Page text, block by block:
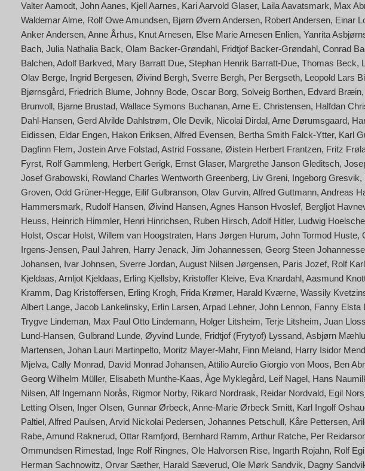
Valter Aamodt John Aanes Kjell Aarnes Kari Aarvold Glaser Laila Aavatsmark Max
Waldemar Alme Rolf Owe Amundsen Bjørn Øvern Andersen Robert Andersen Einar
Anker Andersen Anne Århus Knut Arnesen Else Marie Arnesen Enlien Yanrita
Bach Julia Nathalia Back Olam Backer-Grøndahl Fridtjof Backer-Grøndahl Conrad
Balchen Adolf Barkved Mary Barratt Due Stephan Henrik Barratt-Due Thomas Beck
Olav Berge Ingrid Bergesen Øivind Bergh Sverre Bergh Per Bergseth Leopold Lars
Bjørnsgård Friedrich Blume Johnny Bode Oscar Borg Solveig Borthen Edvard Bræin
Brunvoll Bjarne Brustad Wallace Symons Buchanan Arne E. Christensen Halfdan
Dahl-Hansen Gerd Alvilde Dahlstrøm Ole Devik Nicolai Dirdal Arne Dørumsgaard
Eidissen Eldar Engen Hakon Eriksen Alfred Evensen Bertha Smith Falck-Ytter Karl
Dagfinn Flem Jostein Arve Folstad Astrid Fossane Øistein Herbert Frantzen Fritz
Fyrst Rolf Gammleng Herbert Gerigk Ernst Glaser Margrethe Janson Gleditsch
Josef Grabowski Rowland Charles Wentworth Greenberg Liv Greni Ingeborg Gresvik
Groven Odd Grüner-Hegge Eilif Gulbranson Olav Gurvin Alfred Guttmann Andreas
Hammersmark Rudolf Hansen Øivind Hansen Agnes Hanson Hvoslef Bergljot
Heuss Heinrich Himmler Henri Hinrichsen Ruben Hirsch Adolf Hitler Ludwig
Holst Oscar Holst Willem van Hoogstraten Hans Jørgen Hurum John Tormod Huste
Irgens-Jensen Paul Jahren Harry Jenack Jim Johannessen Georg Steen
Johansen Ivar Johnsen Sverre Jordan August Nilsen Jørgensen Paris Jozef Rolf
Kjeldaas Arnljot Kjeldaas Erling Kjellsby Kristoffer Kleive Eva Knardahl Aasmund
Kramm Dag Kristoffersen Erling Krogh Frida Krømer Harald Kværne Wassily
Albert Lange Jacob Lankelinsky Erlin Larsen Arpad Lehner John Lennon Fanny Elsta
Trygve Lindeman Max Paul Otto Lindemann Holger Litsheim Terje Litsheim Juan
Lund-Hansen Gulbrand Lunde Øyvind Lunde Fridtjof (Frytyof) Lyssand Asbjørn
Martensen Johan Lauri Martinpelto Moritz Mayer-Mahr Finn Meland Harry Isidor
Mjelva Cally Monrad David Monrad Johansen Attilio Aurelio Giorgio von Moos Ben
Georg Wilhelm Müller Elisabeth Munthe-Kaas Åge Myklegård Leif Nagel Hans
Nilsen Alf Ingemann Norås Rigmor Norby Rikard Nordraak Reidar Nordvald Egil
Letting Olsen Inger Olsen Gunnar Ørbeck Anne-Marie Ørbeck Smitt Karl Ingolf
Paltiel Alfred Paulsen Arvid Nickolai Pedersen Johannes Petschull Kåre Pettersen
Rabe Amund Raknerud Ottar Ramfjord Bernhard Ramm Arthur Ratche Per
Ommundsen Rimestad Inge Rolf Ringnes Ole Halvorsen Rise Ingarth Rojahn Rolf
Herman Sachnowitz Orvar Sæther Harald Sæverud Ole Mørk Sandvik Dagny